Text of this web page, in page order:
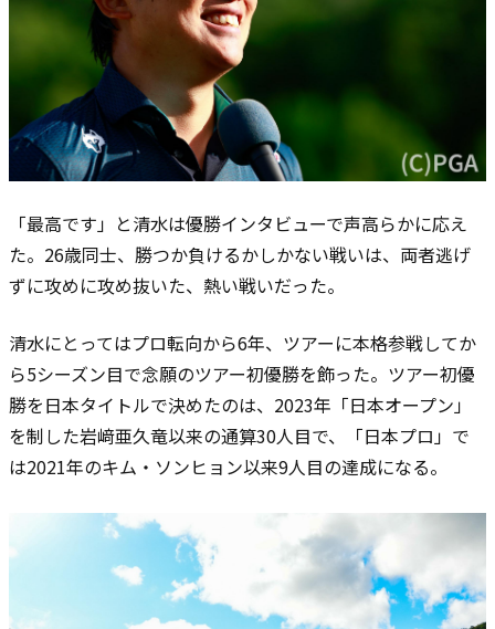
「最高です」と清水は優勝インタビューで声高らかに応え
た。26歳同士、勝つか負けるかしかない戦いは、両者逃げ
ずに攻めに攻め抜いた、熱い戦いだった。
清水にとってはプロ転向から6年、ツアーに本格参戦してか
ら5シーズン目で念願のツアー初優勝を飾った。ツアー初優
勝を日本タイトルで決めたのは、2023年「日本オープン」
を制した岩﨑亜久竜以来の通算30人目で、「日本プロ」で
は2021年のキム・ソンヒョン以来9人目の達成になる。